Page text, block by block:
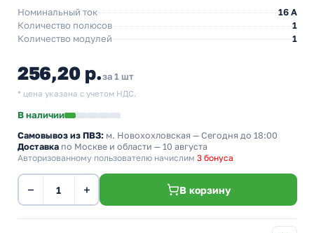
Номинальный ток
16 A
Количество полюсов
1
Количество модулей
1
256,20 р.за 1 шт
* цена указана с учетом НДС.
В наличии
Самовывоз из ПВЗ: м. Новохохловская — Сегодня до 18:00
Доставка по Москве и области — 10 августа
Авторизованному пользователю начислим 3 бонуса
− + В корзину